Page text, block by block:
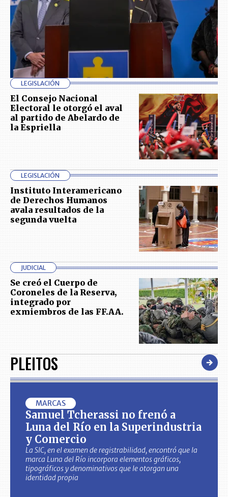
LEGISLACIÓN
El Consejo Nacional
Electoral le otorgó el aval
al partido de Abelardo de
la Espriella
LEGISLACIÓN
Instituto Interamericano
de Derechos Humanos
avala resultados de la
segunda vuelta
JUDICIAL
Se creó el Cuerpo de
Coroneles de la Reserva,
integrado por
exmiembros de las FF.AA.
PLEITOS
MARCAS
Samuel Tcherassi no frenó a
Luna del Río en la Superindustria
y Comercio
La SIC, en el examen de registrabilidad, encontró que la
marca Luna del Río incorpora elementos gráficos,
tipográficos y denominativos que le otorgan una
identidad propia